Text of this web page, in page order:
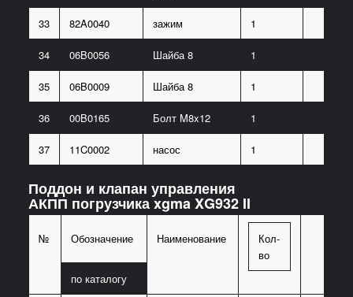
33 82A0040 зажим 1
34 06B0056 Шайба 8 1
35 06B0009 Шайба 8 1
36 00B0165 Болт M8x12 1
37 11C0002 насос 1
Поддон и клапан управления
АКПП погрузчика xgma XG932 II
№ Обозначение Наименование
Кол-
во
по каталогу